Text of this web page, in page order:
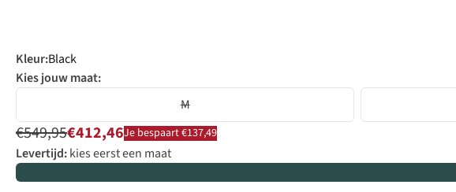
Kleur:Black
Kies jouw maat:
M
€549,95€412,46Je bespaart €137,49
Levertijd:kies eerst een maat